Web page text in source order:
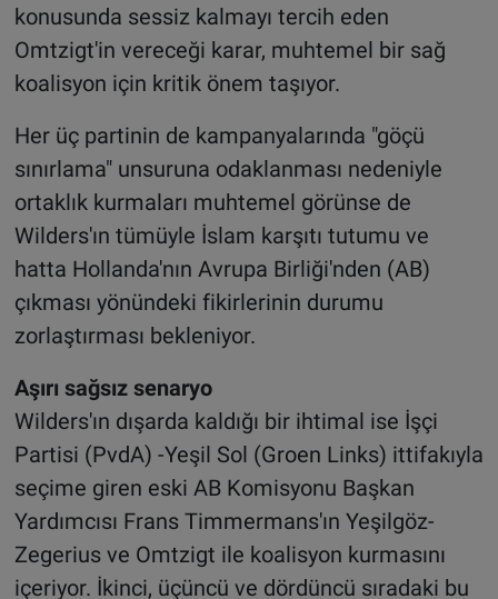
konusunda sessiz kalmayı tercih eden
Omtzigt'in vereceği karar, muhtemel bir sağ
koalisyon için kritik önem taşıyor.
Her üç partinin de kampanyalarında "göçü
sınırlama" unsuruna odaklanması nedeniyle
ortaklık kurmaları muhtemel görünse de
Wilders'ın tümüyle İslam karşıtı tutumu ve
hatta Hollanda'nın Avrupa Birliği'nden (AB)
çıkması yönündeki fikirlerinin durumu
zorlaştırması bekleniyor.
Aşırı sağsız senaryo
Wilders'ın dışarda kaldığı bir ihtimal ise İşçi
Partisi (PvdA) -Yeşil Sol (Groen Links) ittifakıyla
seçime giren eski AB Komisyonu Başkan
Yardımcısı Frans Timmermans'ın Yeşilgöz-
Zegerius ve Omtzigt ile koalisyon kurmasını
içeriyor. İkinci, üçüncü ve dördüncü sıradaki bu